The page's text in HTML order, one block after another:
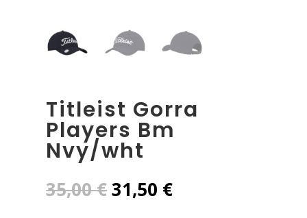
Titleist Gorra
Players Bm
Nvy/wht
35,00€El
precio
31,50 €El